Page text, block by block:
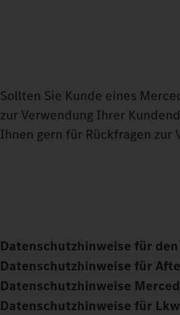
Sollten Sie Kunde eines
zur Verwendung Ihrer
Ihnen gern für Rückfragen zur
Datenschutzhinweise für
Datenschutzhinweise für
Datenschutzhinweise
Datenschutzhinweise für